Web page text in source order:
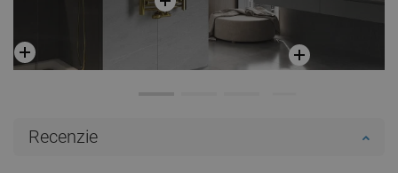
Recenzie